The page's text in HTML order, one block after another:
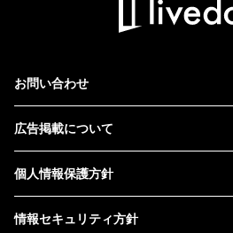
お問い合わせ
広告掲載について
個人情報保護方針
情報セキュリティ方針